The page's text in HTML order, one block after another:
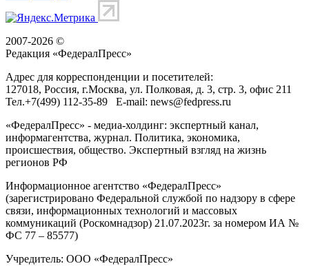
2007-2026 ©
Редакция «ФедералПресс»
Адрес для корреспонденции и посетителей:
127018, Россия, г.Москва, ул. Полковая, д. 3, стр. 3, офис 211
Тел.+7(499) 112-35-89 E-mail: news@fedpress.ru
«ФедералПресс» - медиа-холдинг: экспертный канал,
информагентства, журнал. Политика, экономика,
происшествия, общество. Экспертный взгляд на жизнь
регионов РФ
Информационное агентство «ФедералПресс»
(зарегистрировано Федеральной службой по надзору в сфере
связи, информационных технологий и массовых
коммуникаций (Роскомнадзор) 21.07.2023г. за номером ИА №
ФС 77 – 85577)
Учредитель: ООО «ФедералПресс»